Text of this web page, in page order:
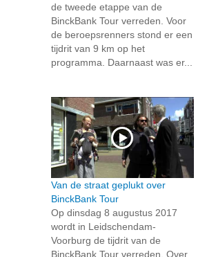
de tweede etappe van de
BinckBank Tour verreden. Voor
de beroepsrenners stond er een
tijdrit van 9 km op het
programma. Daarnaast was er...
Van de straat geplukt over
BinckBank Tour
Op dinsdag 8 augustus 2017
wordt in Leidschendam-
Voorburg de tijdrit van de
BinckBank Tour verreden. Over